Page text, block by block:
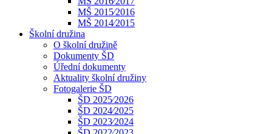
MŠ 2015⁄2016
MŠ 2014⁄2015
Školní družina
O školní družině
Dokumenty ŠD
Úřední dokumenty
Aktuality školní družiny
Fotogalerie ŠD
ŠD 2025⁄2026
ŠD 2024⁄2025
ŠD 2023⁄2024